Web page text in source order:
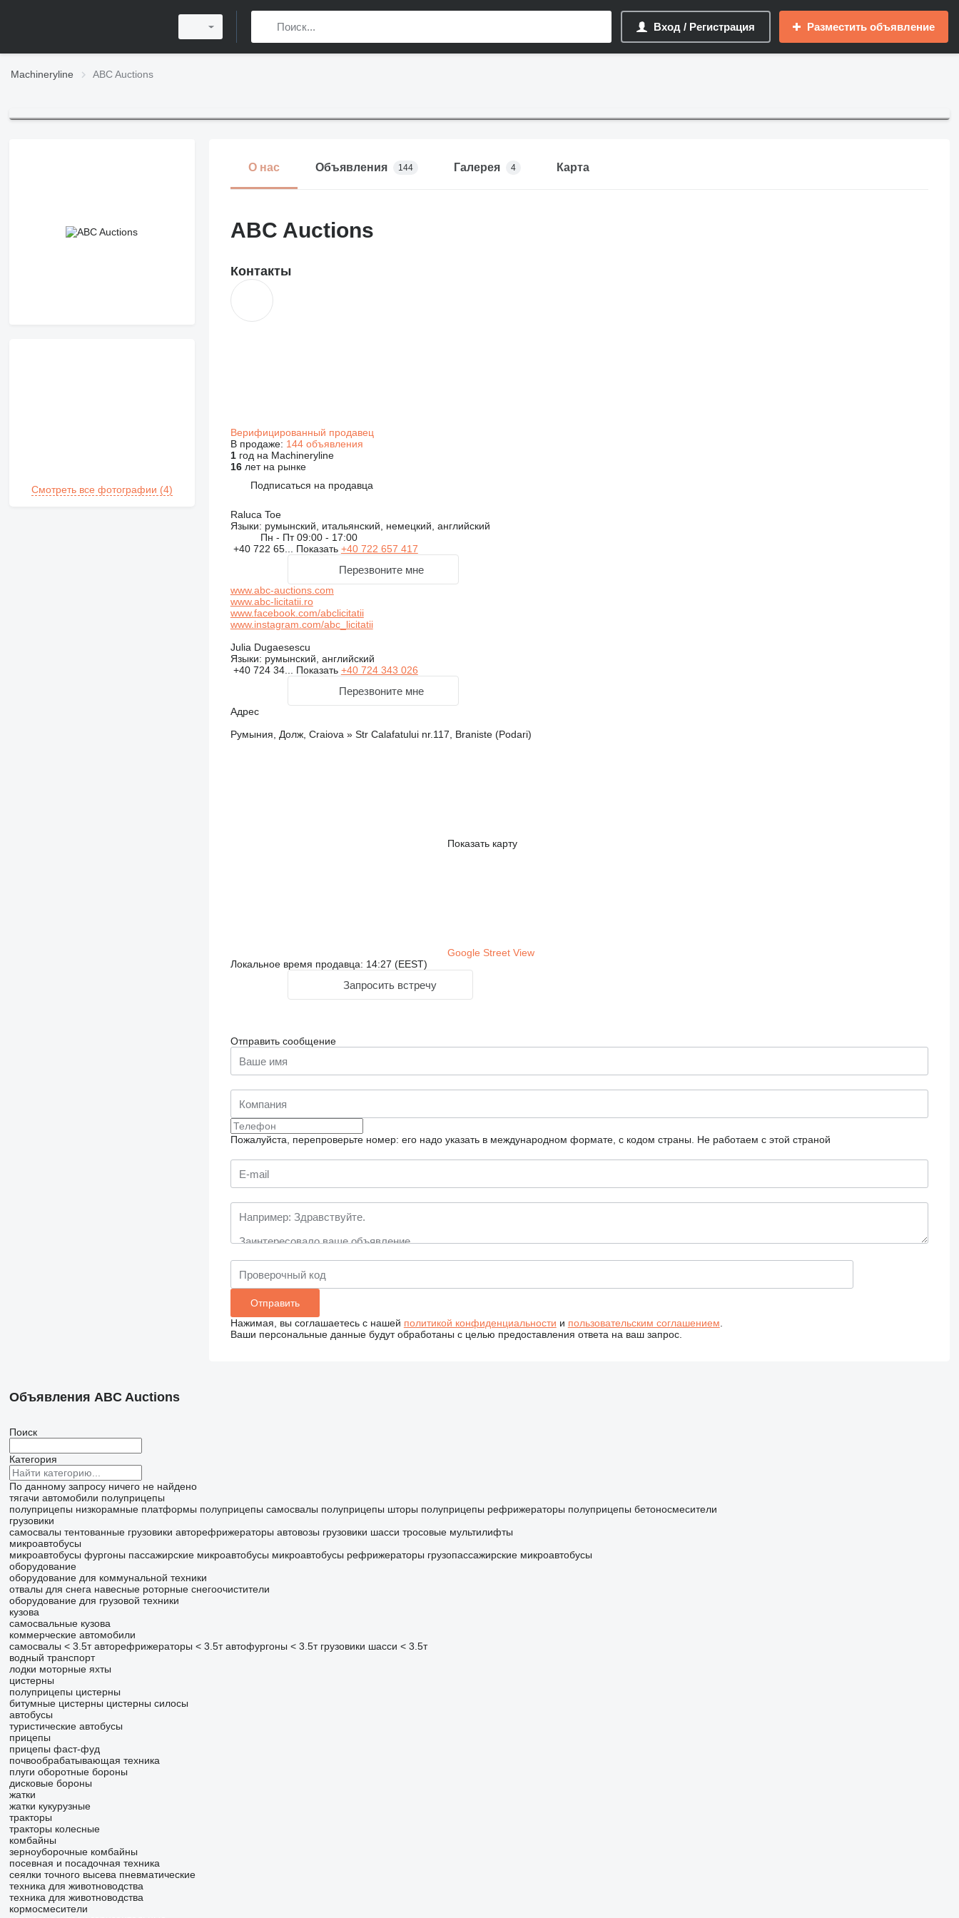
Вход / Регистрация Разместить объявление
Machineryline ABC Auctions
Смотреть все фотографии (4)
О нас Объявления 144 Галерея 4 Карта
ABC Auctions
Контакты
Верифицированный продавец
В продаже: 144 объявления
1год на Machineryline
16лет на рынке
Подписаться на продавца
Raluca Toe
Языки: румынский, итальянский, немецкий, английский
Пн - Пт09:00 - 17:00
+40 722 65... Показать +40 722 657 417
Перезвоните мне
www.abc-auctions.com
www.abc-licitatii.ro
www.facebook.com/abclicitatii
www.instagram.com/abc_licitatii
Julia Dugaesescu
Языки: румынский, английский
+40 724 34... Показать +40 724 343 026
Перезвоните мне
Адрес
Румыния, Долж, Craiova » Str Calafatului nr.117, Braniste (Podari)
Показать карту
Google Street View
Локальное время продавца: 14:27 (EEST)
Запросить встречу
Отправить сообщение
Пожалуйста, перепроверьте номер: его надо указать в международном формате, с кодом страны. Не работаем с этой страной
Нажимая, вы соглашаетесь с нашей политикой конфиденциальности и пользовательским соглашением
Ваши персональные данные будут обработаны с целью предоставления ответа на ваш запрос.
Объявления ABC Auctions
Поиск
Категория
По данному запросу ничего не найдено
тягачи автомобили полуприцепы
полуприцепы низкорамные платформы полуприцепы самосвалы полуприцепы шторы полуприцепы рефрижераторы полуприцепы бетоносмесители
грузовики
самосвалы тентованные грузовики авторефрижераторы автовозы грузовики шасси тросовые мультилифты
микроавтобусы
микроавтобусы фургоны пассажирские микроавтобусы микроавтобусы рефрижераторы грузопассажирские микроавтобусы
оборудование
оборудование для коммунальной техники
отвалы для снега навесные роторные снегоочистители
оборудование для грузовой техники
кузова
самосвальные кузова
коммерческие автомобили
самосвалы < 3.5т авторефрижераторы < 3.5т автофургоны < 3.5т грузовики шасси < 3.5т
водный транспорт
лодки моторные яхты
цистерны
полуприцепы цистерны
битумные цистерны цистерны силосы
автобусы
туристические автобусы
прицепы
прицепы фаст-фуд
почвообрабатывающая техника
плуги оборотные бороны
дисковые бороны
жатки
жатки кукурузные
тракторы
тракторы колесные
комбайны
зерноуборочные комбайны
посевная и посадочная техника
сеялки точного высева пневматические
техника для животноводства
техника для животноводства
кормосмесители